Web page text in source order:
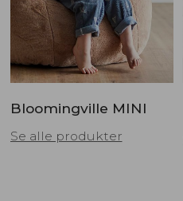
Bloomingville MINI
Se alle produkter